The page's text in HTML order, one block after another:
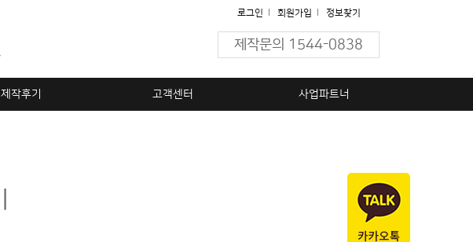
로그인 회원가입 정보찾기
제작문의 1544-0838
제작후기 고객센터 사업파트너